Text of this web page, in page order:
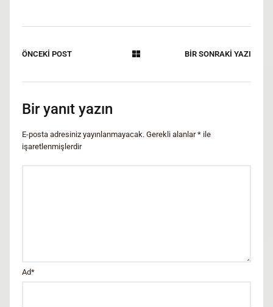
ÖNCEKİ POST BİR SONRAKİ YAZI
Bir yanıt yazın
E-posta adresiniz yayınlanmayacak. Gerekli alanlar* ile
işaretlenmişlerdir
Ad*